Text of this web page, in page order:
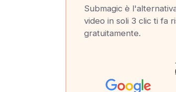
Submagic è
video in soli 3 clic ti fa
gratuitamente.